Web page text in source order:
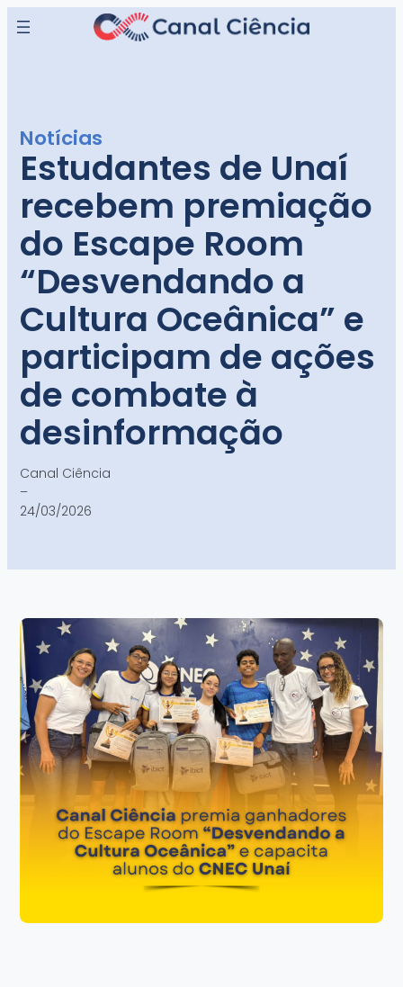
para
Notícias
Estudantes de Unaí
recebem premiação
do Escape Room
“Desvendando a
Cultura Oceânica” e
participam de ações
de combate à
desinformação
Canal Ciência
–
24/03/2026